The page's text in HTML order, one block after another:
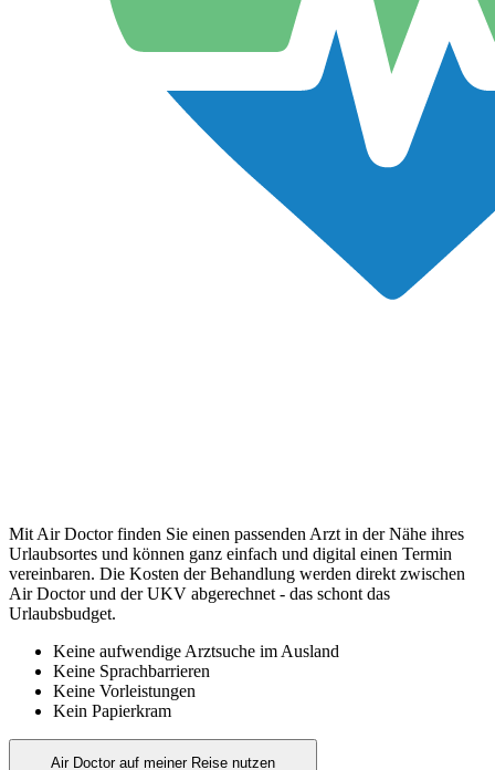
Mit Air Doctor finden Sie einen passenden Arzt in der Nähe ihres
Urlaubsortes und können ganz einfach und digital einen Termin
vereinbaren. Die Kosten der Behandlung werden direkt zwischen
Air Doctor und der UKV abgerechnet - das schont das
Urlaubsbudget.
Keine aufwendige Arztsuche im Ausland
Keine Sprachbarrieren
Keine Vorleistungen
Kein Papierkram
Air Doctor auf meiner Reise nutzen